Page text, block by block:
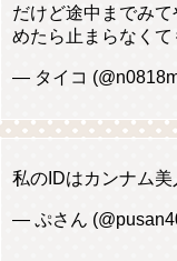
だけど途中までみ
めたら止まらなくて
— タイコ
私のIDはカンナム
— ぷさん